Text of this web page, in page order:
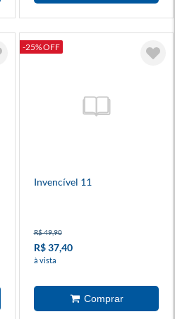
-25% OFF
Invencível 11
R$ 49,90
R$ 37,40
à vista